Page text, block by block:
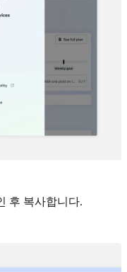
후 복사합니다.